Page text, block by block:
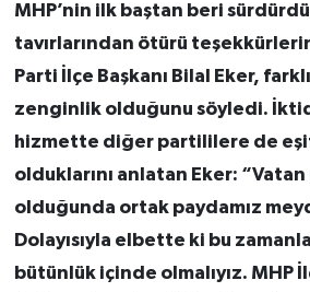
MHP’nin ilk baştan beri
tavırlarından ötürü
Parti İlçe Başkanı Bilal Eker,
zenginlik olduğunu söyledi.
hizmette diğer partililere de
olduklarını anlatan Eker:
olduğunda ortak paydamız
Dolayısıyla elbette ki bu
bütünlük içinde olmalıyız. MHP